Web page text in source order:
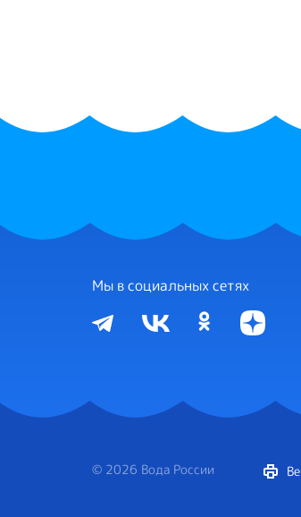
Мы в социальных сетях
© 2026 Вода России